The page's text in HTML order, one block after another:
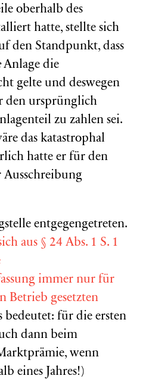
oberhalb des
hatte, stellte sich
den Standpunkt, dass
Anlage die
gelte und deswegen
den ursprünglich
zu zahlen sei.
das katastrophal
hatte er für den
Ausschreibung
entgegengetreten.
aus § 24 Abs. 1 S. 1
immer nur für
Betrieb gesetzten
bedeutet: für die ersten
dann beim
wenn
eines Jahres!)